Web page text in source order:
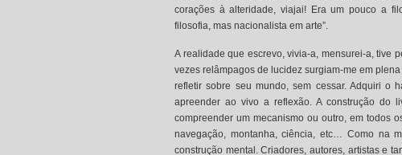
corações à alteridade, viajai! Era um pouco a
filosofia, mas nacionalista em arte”.
A realidade que escrevo, vivia-a, mensurei-a, tive
vezes relâmpagos de lucidez surgiam-me em
refletir sobre seu mundo, sem cessar. Adquiri o
apreender ao vivo a reflexão. A construção do
compreender um mecanismo ou outro, em todos
navegação, montanha, ciência, etc… Como na
construção mental. Criadores, autores, artistas e